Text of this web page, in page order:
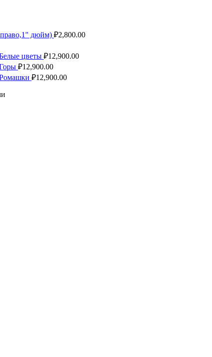
дюйм) ₽2,800.00
цветы ₽12,900.00
₽12,900.00
₽12,900.00